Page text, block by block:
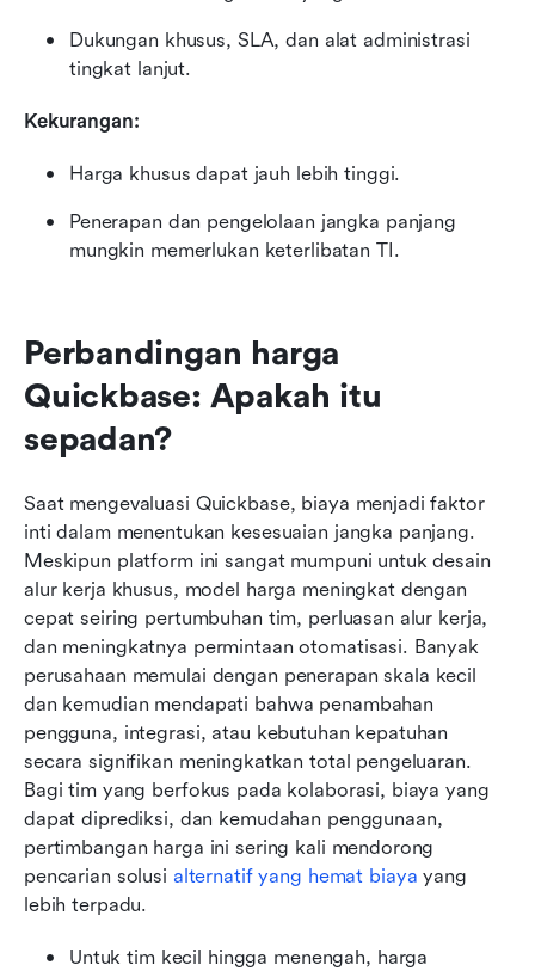
Dukungan khusus, SLA, dan alat administrasi
tingkat lanjut.
Kekurangan:
Harga khusus dapat jauh lebih tinggi.
Penerapan dan pengelolaan jangka panjang
mungkin memerlukan keterlibatan TI.
Perbandingan harga
Quickbase: Apakah itu
sepadan?
Saat mengevaluasi Quickbase, biaya menjadi faktor
inti dalam menentukan kesesuaian jangka panjang.
Meskipun platform ini sangat mumpuni untuk desain
alur kerja khusus, model harga meningkat dengan
cepat seiring pertumbuhan tim, perluasan alur kerja,
dan meningkatnya permintaan otomatisasi. Banyak
perusahaan memulai dengan penerapan skala kecil
dan kemudian mendapati bahwa penambahan
pengguna, integrasi, atau kebutuhan kepatuhan
secara signifikan meningkatkan total pengeluaran.
Bagi tim yang berfokus pada kolaborasi, biaya yang
dapat diprediksi, dan kemudahan penggunaan,
pertimbangan harga ini sering kali mendorong
pencarian solusi alternatif yang hemat biaya yang
lebih terpadu.
Untuk tim kecil hingga menengah, harga